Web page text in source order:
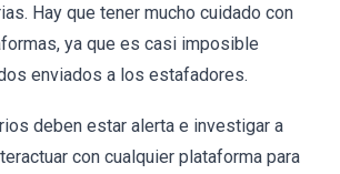
Hay que tener mucho cuidado con
ya que es casi imposible
enviados a los estafadores.
deben estar alerta e investigar a
con cualquier plataforma para